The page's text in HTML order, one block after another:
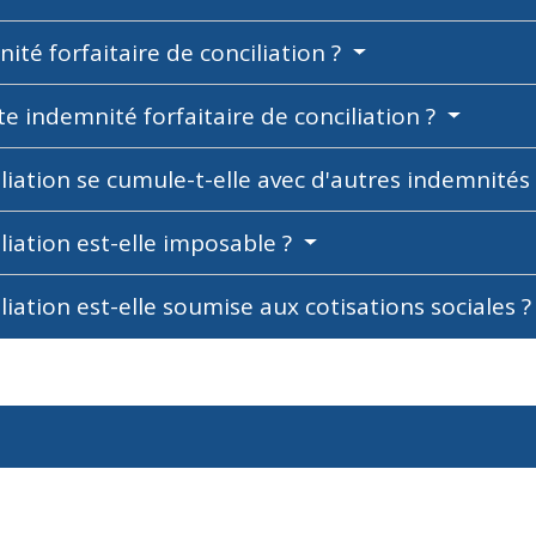
forfaitaire de conciliation ?
indemnité forfaitaire de conciliation ?
se cumule-t-elle avec d'autres
est-elle imposable ?
est-elle soumise aux cotisations sociales ?